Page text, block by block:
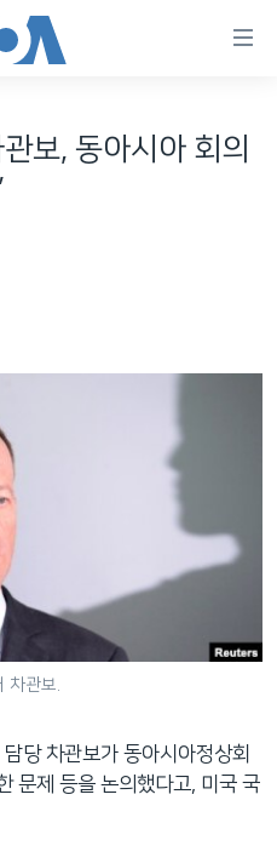
보, 동아시아 회의
차관보.
당 차관보가 동아시아정상회
문제 등을 논의했다고, 미국 국